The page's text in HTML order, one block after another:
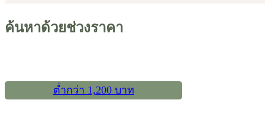
ค้นหาด้วยช่วงราคา
ต่ำกว่า 1,200 บาท